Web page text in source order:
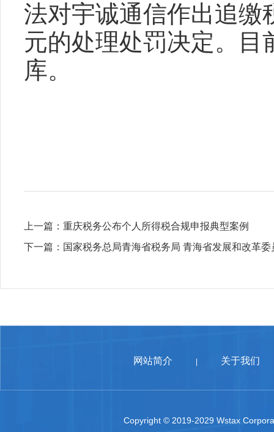
法对宇诚通信作出追缴
元的处理处罚决定。目
库。
上一篇： 重庆税务公布个人所得税合规申报典型案例
下一篇： 国家税务总局青海省税务局 青海省发展和改革
网站简介 关于我们
Copyright © 2019-2029 Wstax